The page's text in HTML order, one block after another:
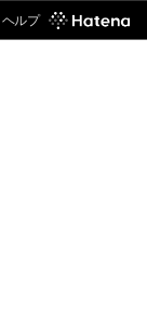
ヘルプ